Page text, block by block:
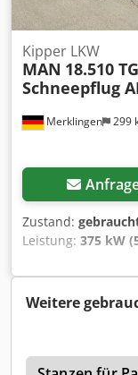
Merklingen 299
Kipper LKW
MAN 18.510
Schneepflug
Zustand:
Leistung: 375 kW
Konfiguration:2
Bremsen: Retarder
mechanisch
Laderaumbreite:
Weitere